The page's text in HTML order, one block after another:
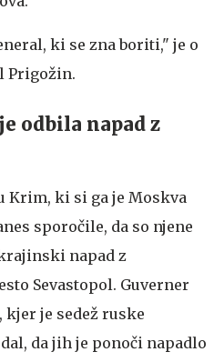
ki se zna boriti," je o
Prigožin.
odbila napad z
Krim, ki si ga je Moskva
sporočile, da so njene
napad z
Sevastopol. Guverner
je sedež ruske
da jih je ponoči napadlo